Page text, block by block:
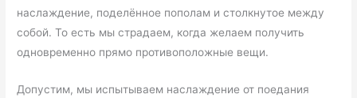
наслаждение, поделённое пополам и столкнутое между
собой. То есть мы страдаем, когда желаем получить
одновременно прямо противоположные вещи.
Допустим, мы испытываем наслаждение от поедания